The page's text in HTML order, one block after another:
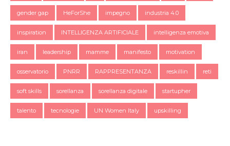
gender gap HeForShe impegno industria 4.0
inspiration INTELLIGENZA ARTIFICIALE intelligenza emotiva
iran leadership mamme manifesto motivation
osservatorio PNRR RAPPRESENTANZA reskillin reti
soft skills sorellanza sorellanza digitale startupher
talento tecnologie UN Women Italy upskilling